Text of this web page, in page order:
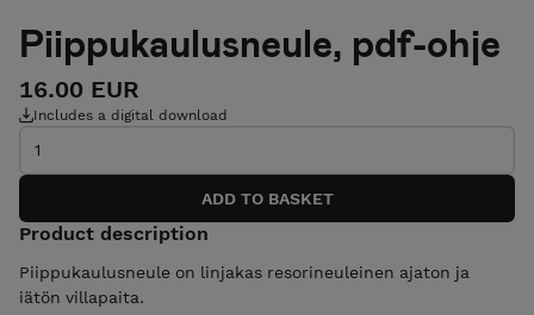
Piippukaulusneule, pdf-ohje
16.00 EUR
Includes a digital download
Product description
Piippukaulusneule on linjakas resorineuleinen ajaton ja
iätön villapaita.